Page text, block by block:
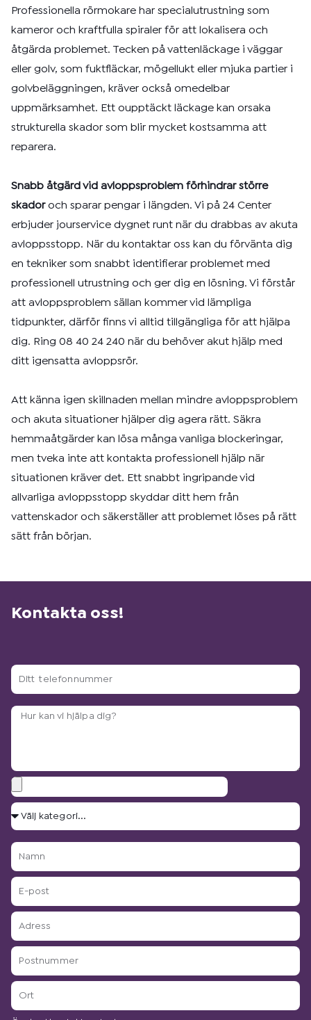
Professionella rörmokare har specialutrustning som
kameror och kraftfulla spiraler för att lokalisera och
åtgärda problemet. Tecken på vattenläckage i väggar
eller golv, som fuktfläckar, mögellukt eller mjuka partier i
golvbeläggningen, kräver också omedelbar
uppmärksamhet. Ett oupptäckt läckage kan orsaka
strukturella skador som blir mycket kostsamma att
reparera.
Snabb åtgärd vid avloppsproblem förhindrar större
skadoroch sparar pengar i längden. Vi på 24 Center
erbjuder jourservice dygnet runt när du drabbas av akuta
avloppsstopp. När du kontaktar oss kan du förvänta dig
en tekniker som snabbt identifierar problemet med
professionell utrustning och ger dig en lösning. Vi förstår
att avloppsproblem sällan kommer vid lämpliga
tidpunkter, därför finns vi alltid tillgängliga för att hjälpa
dig. Ring 08 40 24 240 när du behöver akut hjälp med
ditt igensatta avloppsrör.
Att känna igen skillnaden mellan mindre avloppsproblem
och akuta situationer hjälper dig agera rätt. Säkra
hemmaåtgärder kan lösa många vanliga blockeringar,
men tveka inte att kontakta professionell hjälp när
situationen kräver det. Ett snabbt ingripande vid
allvarliga avloppsstopp skyddar ditt hem från
vattenskador och säkerställer att problemet löses på rätt
sätt från början.
Kontakta oss!
Ditt
Arbetsbeskrivning?
Bilagor
Välj
Namn
E-
post
Adress
Postnummer
Ort